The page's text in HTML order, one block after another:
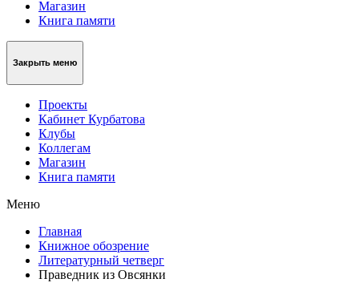
Магазин
Книга памяти
Закрыть меню
Проекты
Кабинет Курбатова
Клубы
Коллегам
Магазин
Книга памяти
Меню
Главная
Книжное обозрение
Литературный четверг
Праведник из Овсянки